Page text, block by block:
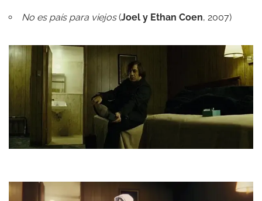
No es país para viejos(Joel y Ethan Coen, 2007)